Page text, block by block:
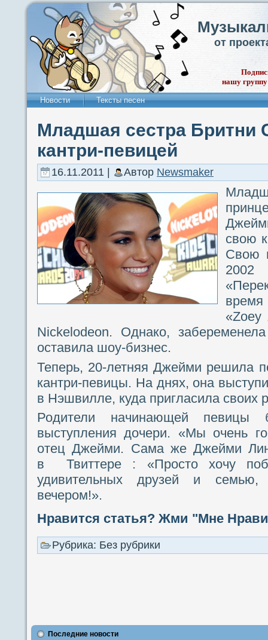
от
нашу
Новости Тексты песен
Младшая сестра Бритни
кантри-певицей
16.11.2011 | Автор Newsmaker
свою
Свою
«Zoey
Nickelodeon. Однако,
оставила шоу-бизнес.
Теперь, 20-летняя Джейми решила
кантри-певицы. На днях, она
в Нэшвилле, куда пригласила своих
Родители начинающей
выступления дочери. «Мы очень
отец Джейми. Сама же Джейми
в Твиттере : «Просто хочу
удивительных друзей и
вечером!».
Нравится статья? Жми "Мне
Рубрика: Без рубрики
Последние новости